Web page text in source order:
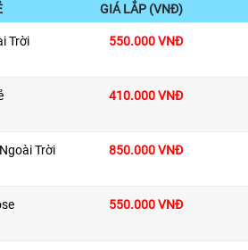
GIÁ LẮP (VNĐ)
Trời 550.000 VNĐ
410.000 VNĐ
Trời 850.000 VNĐ
550.000 VNĐ